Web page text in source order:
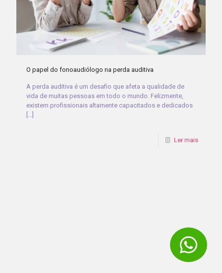
O papel do fonoaudiólogo na perda auditiva
A perda auditiva é um desafio que afeta a qualidade de
vida de muitas pessoas em todo o mundo. Felizmente,
existem profissionais altamente capacitados e dedicados
[…]
Ler mais